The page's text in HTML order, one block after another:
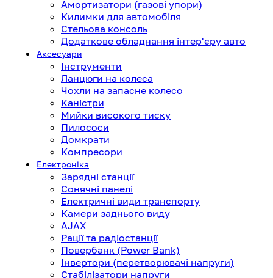
Амортизатори (газові упори)
Килимки для автомобіля
Стельова консоль
Додаткове обладнання інтер'єру авто
Аксесуари
Інструменти
Ланцюги на колеса
Чохли на запасне колесо
Каністри
Мийки високого тиску
Пилососи
Домкрати
Компресори
Електроніка
Зарядні станції
Сонячні панелі
Електричні види транспорту
Камери заднього виду
AJAX
Рації та радіостанції
Повербанк (Power Bank)
Інвертори (перетворювачі напруги)
Стабілізатори напруги